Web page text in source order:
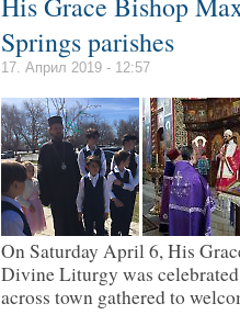
Springs parishes
17. Април 2019 - 12:57
OnSaturday April 6, His
Divine Liturgy was
across town gathered to